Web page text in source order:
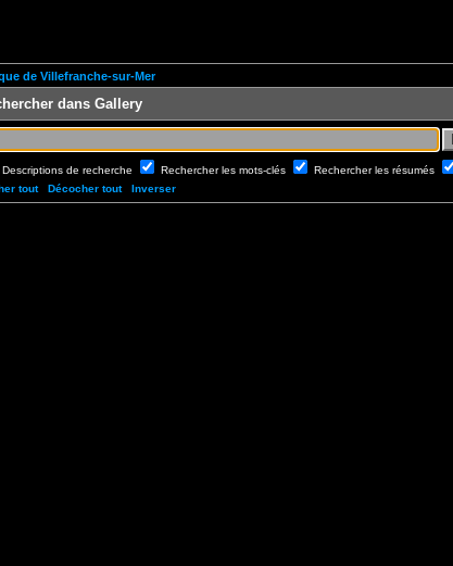
de Villefranche-sur-Mer
dans Gallery
Descriptions de recherche Rechercher les mots-clés Rechercher les résumés
tout
Décocher tout Inverser